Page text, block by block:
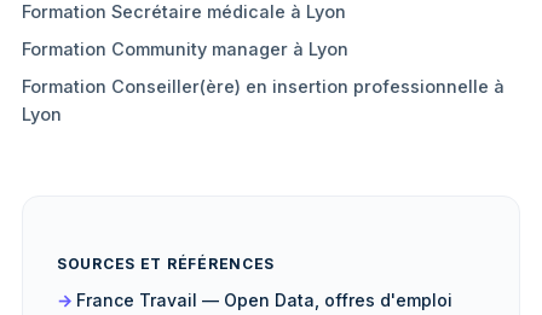
Formation Secrétaire médicale à Lyon
Formation Community manager à Lyon
Formation Conseiller(ère) en insertion professionnelle à
Lyon
SOURCES ET RÉFÉRENCES
France Travail — Open Data, offres d'emploi